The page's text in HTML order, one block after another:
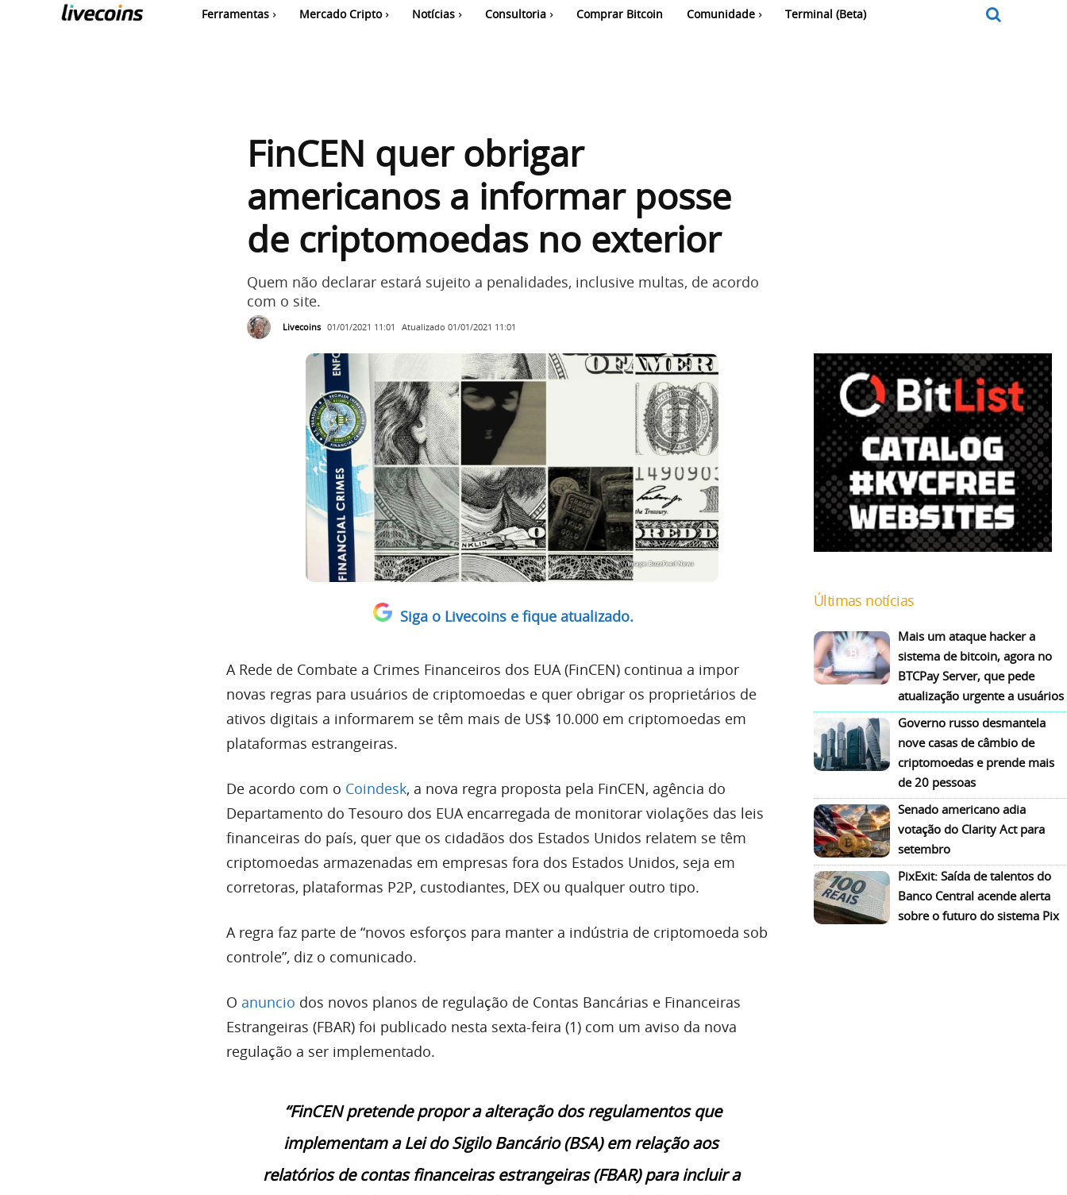
Ferramentas Mercado Cripto Notícias Consultoria Comprar Bitcoin Comunidade Terminal (Beta)
FinCEN quer obrigar
americanos a informar posse
de criptomoedas no exterior
Quem não declarar estará sujeito a penalidades, inclusive multas, de acordo
com o site.
Livecoins 01/01/2021 11:01 Atualizado 01/01/2021 11:01
Siga o Livecoins e fique atualizado.
A Rede de Combate a Crimes Financeiros dos EUA (FinCEN) continua a impor
novas regras para usuários de criptomoedas e quer obrigar os proprietários de
ativos digitais a informarem se têm mais de US$ 10.000 em criptomoedas em
plataformas estrangeiras.
De acordo com o Coindesk, a nova regra proposta pela FinCEN, agência do
Departamento do Tesouro dos EUA encarregada de monitorar violações das leis
financeiras do país, quer que os cidadãos dos Estados Unidos relatem se têm
criptomoedas armazenadas em empresas fora dos Estados Unidos, seja em
corretoras, plataformas P2P, custodiantes, DEX ou qualquer outro tipo.
A regra faz parte de “novos esforços para manter a indústria de criptomoeda sob
controle”, diz o comunicado.
O anuncio dos novos planos de regulação de Contas Bancárias e Financeiras
Estrangeiras (FBAR) foi publicado nesta sexta-feira (1) com um aviso da nova
regulação a ser implementado.
“FinCEN pretende propor a alteração dos regulamentos que
implementam a Lei do Sigilo Bancário (BSA) em relação aos
relatórios de contas financeiras estrangeiras (FBAR) para incluir a
Últimas notícias
Mais um ataque hacker a
sistema de bitcoin, agora no
BTCPay Server, que pede
atualização urgente a usuários
Governo russo desmantela
nove casas de câmbio de
criptomoedas e prende mais
de 20 pessoas
Senado americano adia
votação do Clarity Act para
setembro
PixExit: Saída de talentos do
Banco Central acende alerta
sobre o futuro do sistema Pix